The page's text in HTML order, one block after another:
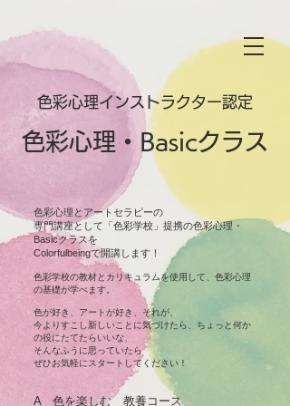
色彩心理インストラクター認定
​色彩心理・Basicクラス
色彩心理とアートセラピーの
専門講座として「色彩学校」提携の色彩心理・
Basicクラスを
Colorfulbeingで開講します！
色彩学校の教材とカリキュラムを使用して、色彩心理
の基礎が学べます。
色が好き、アートが好き、それが、
今よりすこし新しいことに気づけたら、ちょっと何か
の役にたてたらいいな、
そんなふうに思っていたら
ぜひお気軽にスタートしてください！
A 色を楽しむ 教養コース